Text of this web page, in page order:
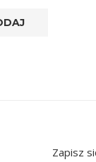
Zapisz